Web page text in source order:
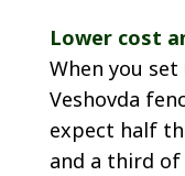
Lower cost
When you
Veshovda
expect half
and a third